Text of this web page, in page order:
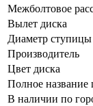
Межболтовое
Вылет диска
Диаметр ступицы
Производитель
Цвет диска
Полное название
В наличии по